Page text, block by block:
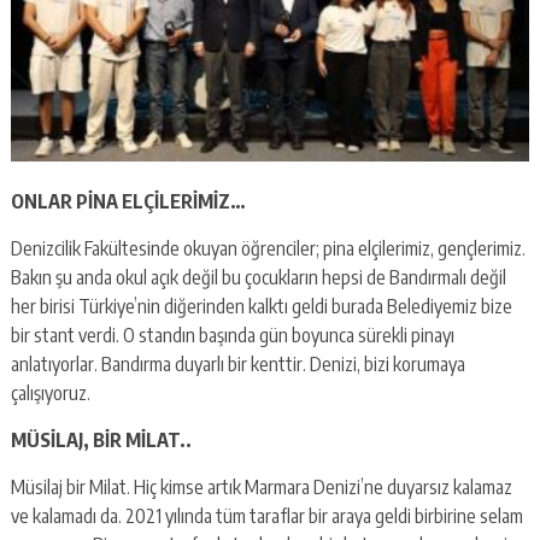
ONLAR PİNA ELÇİLERİMİZ…
Denizcilik Fakültesinde okuyan öğrenciler; pina elçilerimiz, gençlerimiz.
Bakın şu anda okul açık değil bu çocukların hepsi de Bandırmalı değil
her birisi Türkiye’nin diğerinden kalktı geldi burada Belediyemiz bize
bir stant verdi. O standın başında gün boyunca sürekli pinayı
anlatıyorlar. Bandırma duyarlı bir kenttir. Denizi, bizi korumaya
çalışıyoruz.
MÜSİLAJ, BİR MİLAT..
Müsilaj bir Milat. Hiç kimse artık Marmara Denizi’ne duyarsız kalamaz
ve kalamadı da. 2021 yılında tüm taraflar bir araya geldi birbirine selam